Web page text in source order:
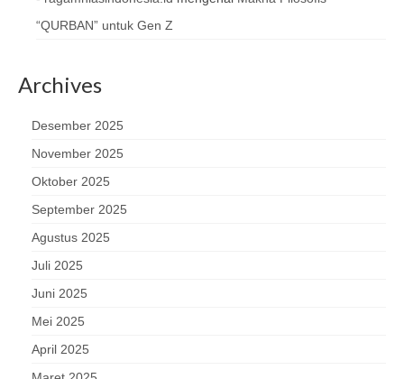
“QURBAN” untuk Gen Z
Archives
Desember 2025
November 2025
Oktober 2025
September 2025
Agustus 2025
Juli 2025
Juni 2025
Mei 2025
April 2025